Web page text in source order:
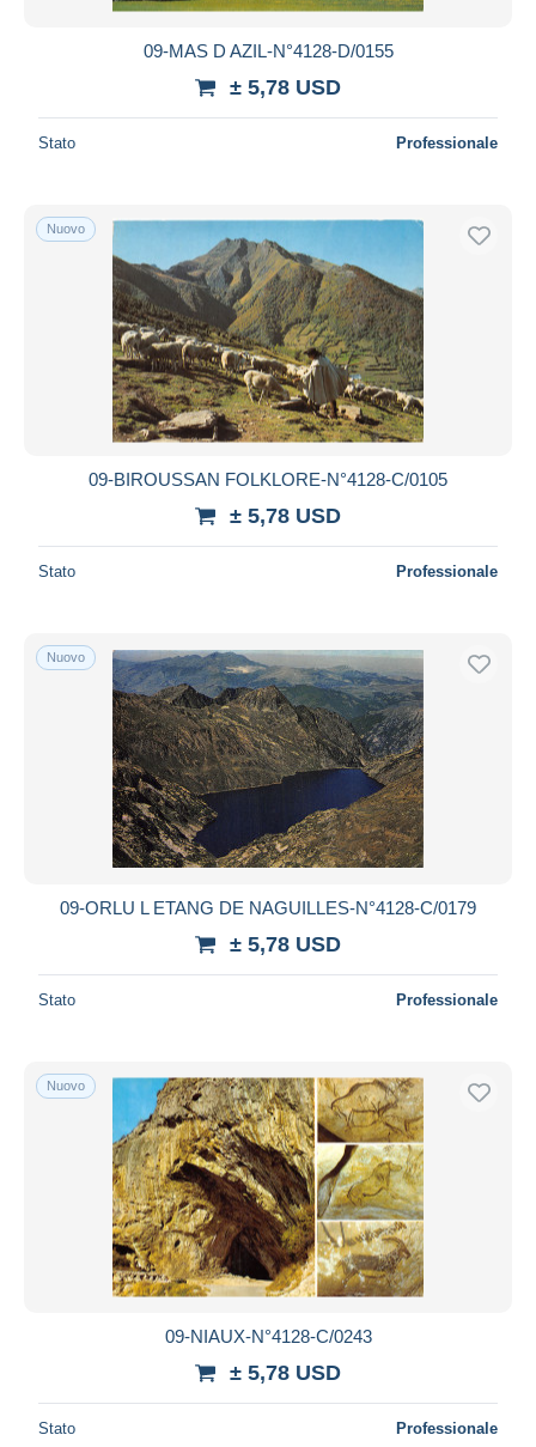
09-MAS D AZIL-N°4128-D/0155
± 5,78 USD
Stato Professionale
Nuovo
09-BIROUSSAN FOLKLORE-N°4128-C/0105
± 5,78 USD
Stato Professionale
Nuovo
09-ORLU L ETANG DE NAGUILLES-N°4128-C/0179
± 5,78 USD
Stato Professionale
Nuovo
09-NIAUX-N°4128-C/0243
± 5,78 USD
Stato Professionale